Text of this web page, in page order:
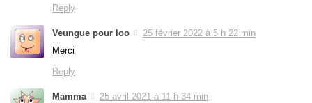
Reply
Veungue pour loo
25 février 2022 à 5 h 22 min
Merci
Reply
Mamma
25 avril 2021 à 11 h 34 min